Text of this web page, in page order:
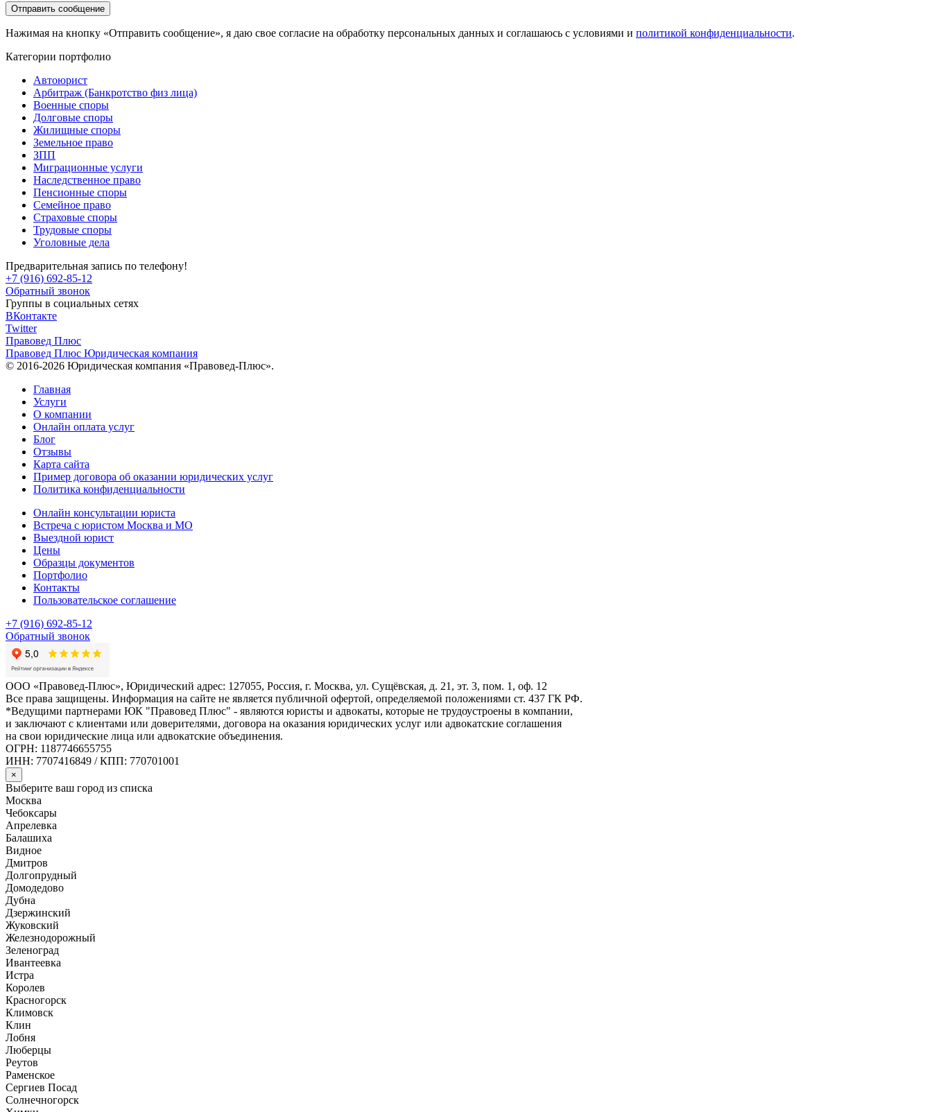
Нажимая на кнопку «Отправить сообщение», я даю свое согласие на обработку персональных данных и соглашаюсь с условиями и политикой конфиденциальности.
Категории портфолио
Автоюрист
Арбитраж (Банкротство физ лица)
Военные споры
Долговые споры
Жилищные споры
Земельное право
ЗПП
Миграционные услуги
Наследственное право
Пенсионные споры
Семейное право
Страховые споры
Трудовые споры
Уголовные дела
Предварительная запись по телефону!
+7 (916) 692-85-12
Обратный звонок
Группы в социальных сетях
ВКонтакте
Twitter
Правовед Плюс
Правовед Плюс Юридическая компания
© 2016-2026 Юридическая компания «Правовед-Плюс».
Главная
Услуги
О компании
Онлайн оплата услуг
Блог
Отзывы
Карта сайта
Пример договора об оказании юридических услуг
Политика конфиденциальности
Онлайн консультации юриста
Встреча с юристом Москва и МО
Выездной юрист
Цены
Образцы документов
Портфолио
Контакты
Пользовательское соглашение
+7 (916) 692-85-12
Обратный звонок
ООО «Правовед-Плюс», Юридический адрес: 127055, Россия, г. Москва, ул. Сущёвская, д. 21, эт. 3, пом. 1, оф. 12
Все права защищены. Информация на сайте не является публичной офертой, определяемой положениями ст. 437 ГК РФ.
*Ведущими партнерами ЮК "Правовед Плюс" - являются юристы и адвокаты, которые не трудоустроены в компании,
и заключают с клиентами или доверителями, договора на оказания юридических услуг или адвокатские соглашения
на свои юридические лица или адвокатские объединения.
ОГРН: 1187746655755
ИНН: 7707416849 / КПП: 770701001
×
Выберите ваш город из списка
Москва
Чебоксары
Апрелевка
Балашиха
Видное
Дмитров
Долгопрудный
Домодедово
Дубна
Дзержинский
Жуковский
Железнодорожный
Зеленоград
Ивантеевка
Истра
Королев
Красногорск
Климовск
Клин
Лобня
Люберцы
Реутов
Раменское
Сергиев Посад
Солнечногорск